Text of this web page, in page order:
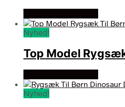
Nyhed!
Top Model
Nyhed!